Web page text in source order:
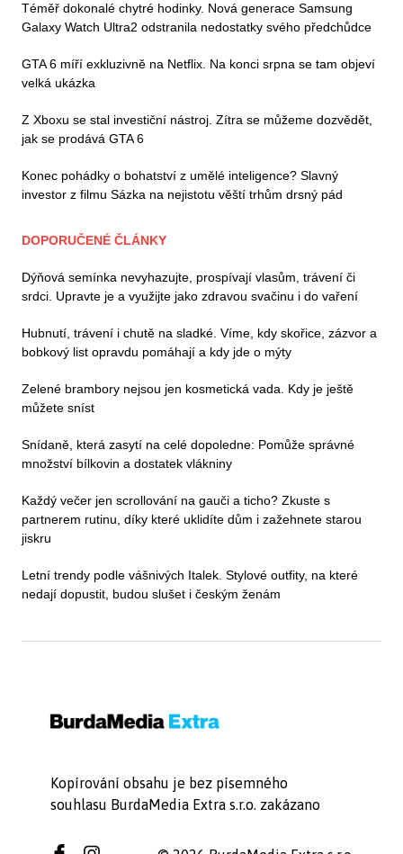
Téměř dokonalé chytré hodinky. Nová generace Samsung
Galaxy Watch Ultra2 odstranila nedostatky svého předchůdce
GTA 6 míří exkluzivně na Netflix. Na konci srpna se tam objeví
velká ukázka
Z Xboxu se stal investiční nástroj. Zítra se můžeme dozvědět,
jak se prodává GTA 6
Konec pohádky o bohatství z umělé inteligence? Slavný
investor z filmu Sázka na nejistotu věští trhům drsný pád
DOPORUČENÉ ČLÁNKY
Dýňová semínka nevyhazujte, prospívají vlasům, trávení či
srdci. Upravte je a využijte jako zdravou svačinu i do vaření
Hubnutí, trávení i chutě na sladké. Víme, kdy skořice, zázvor a
bobkový list opravdu pomáhají a kdy jde o mýty
Zelené brambory nejsou jen kosmetická vada. Kdy je ještě
můžete sníst
Snídaně, která zasytí na celé dopoledne: Pomůže správné
množství bílkovin a dostatek vlákniny
Každý večer jen scrollování na gauči a ticho? Zkuste s
partnerem rutinu, díky které uklidíte dům i zažehnete starou
jiskru
Letní trendy podle vášnivých Italek. Stylové outfity, na které
nedají dopustit, budou slušet i českým ženám
Kopírování obsahu je bez písemného
souhlasu BurdaMedia Extra s.r.o. zakázano